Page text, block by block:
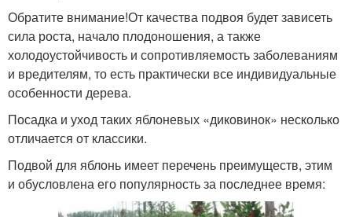
Обратите внимание!От качества подвоя будет зависеть
сила роста, начало плодоношения, а также
холодоустойчивость и сопротивляемость заболеваниям
и вредителям, то есть практически все индивидуальные
особенности дерева.
Посадка и уход таких яблоневых «диковинок» несколько
отличается от классики.
Подвой для яблонь имеет перечень преимуществ, этим
и обусловлена его популярность за последнее время: